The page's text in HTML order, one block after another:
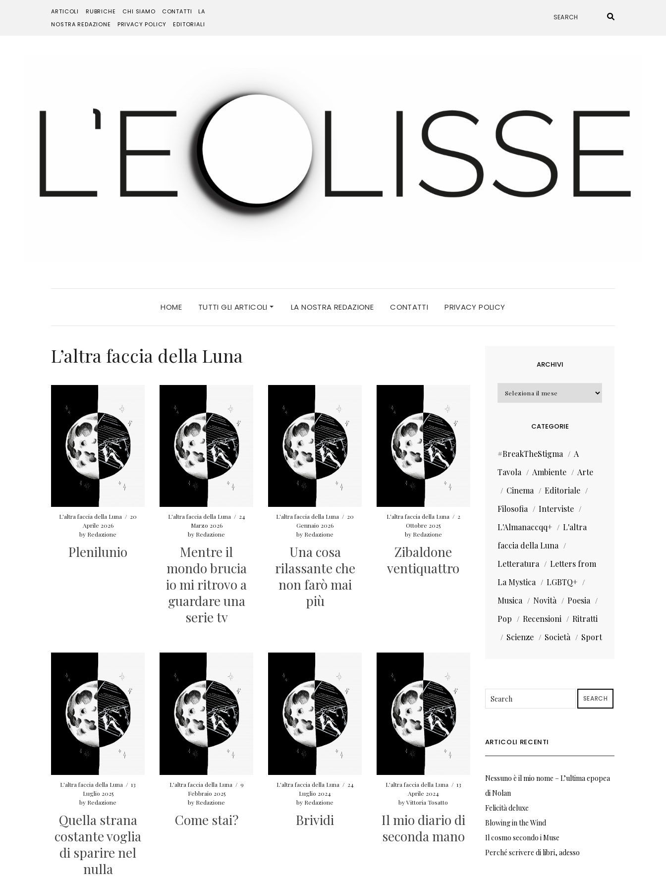
ARTICOLI RUBRICHE CHI SIAMO CONTATTI
LA
NOSTRA REDAZIONE
PRIVACY POLICY EDITORIALI
HOME TUTTI GLI ARTICOLI LA NOSTRA REDAZIONE CONTATTI PRIVACY POLICY
L’altra faccia della Luna
L'altra faccia della Luna / 20
Aprile 2026
by Redazione
Plenilunio
L'altra faccia della Luna / 24
Marzo 2026
by Redazione
Mentre il
mondo brucia
io mi ritrovo a
guardare una
serie tv
L'altra faccia della Luna / 20
Gennaio 2026
by Redazione
Una cosa
rilassante che
non farò mai
più
L'altra faccia della Luna / 2
Ottobre 2025
by Redazione
Zibaldone
ventiquattro
L'altra faccia della Luna / 13
Luglio 2025
by Redazione
Quella strana
costante voglia
di sparire nel
nulla
L'altra faccia della Luna / 9
Febbraio 2025
by Redazione
Come stai?
L'altra faccia della Luna / 24
Luglio 2024
by Redazione
Brividi
L'altra faccia della Luna / 13
Aprile 2024
byVittoria Tosatto
Il mio diario di
seconda mano
ARCHIVI
Archivi
CATEGORIE
#BreakTheStigma
A
Tavola
Ambiente
Arte
Cinema
Editoriale
Filosofia
Interviste
L'Almanaccqq+
L'altra
faccia della Luna
Letteratura
Letters from
La Mystica
LGBTQ+
Musica
Novità
Poesia
Pop
Recensioni
Ritratti
Scienze
Società Sport
SEARCH
ARTICOLI RECENTI
Nessuno è il mio nome – L’ultima epopea
di Nolan
Felicità deluxe
Blowing in the Wind
Il cosmo secondo i Muse
Perché scrivere di libri, adesso